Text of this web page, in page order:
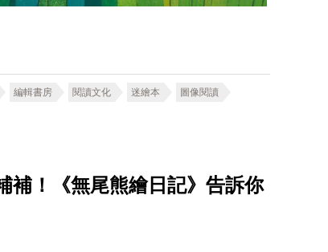
編輯書房 閱讀文化 迷繪本 圖像閱讀
補！《無尾熊繪日記》告訴你